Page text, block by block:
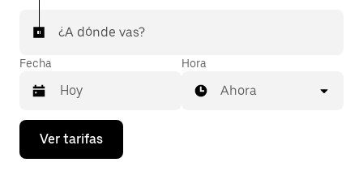
¿A dónde vas?
Fecha
Presiona
flecha
Hora
Ahora
Ver tarifas